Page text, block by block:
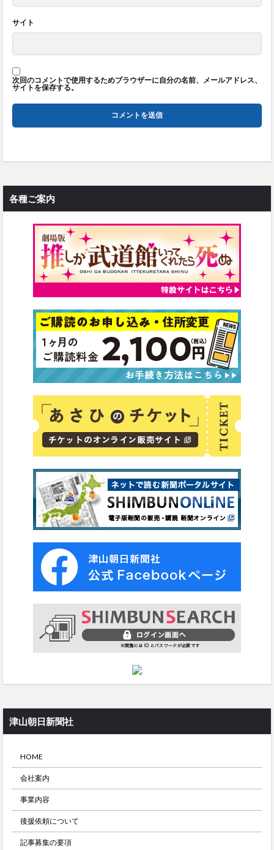
サイト
次回のコメントで使用するためブラウザーに自分の名前、メールアドレス、
サイトを保存する。
各種ご案内
津山朝日新聞社
HOME
会社案内
事業内容
後援依頼について
記事募集の要項